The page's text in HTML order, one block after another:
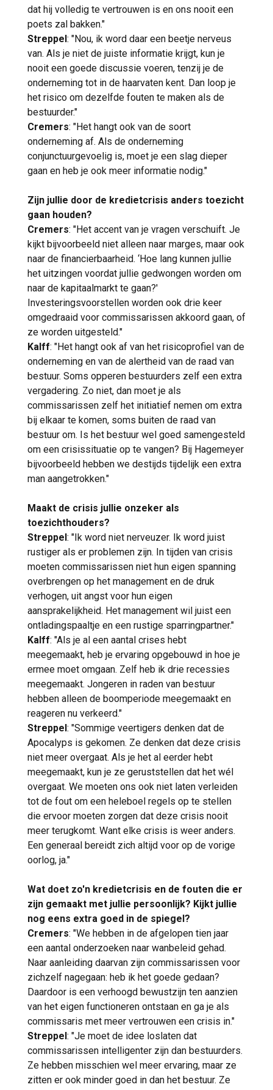
dat hij volledig te vertrouwen is en ons nooit een
poets zal bakken."
Streppel: "Nou, ik word daar een beetje nerveus
van. Als je niet de juiste informatie krijgt, kun je
nooit een goede discussie voeren, tenzij je de
onderneming tot in de haarvaten kent. Dan loop je
het risico om dezelfde fouten te maken als de
bestuurder."
Cremers: "Het hangt ook van de soort
onderneming af. Als de onderneming
conjunctuurgevoelig is, moet je een slag dieper
gaan en heb je ook meer informatie nodig."
Zijn jullie door de kredietcrisis anders toezicht
gaan houden?
Cremers: "Het accent van je vragen verschuift. Je
kijkt bijvoorbeeld niet alleen naar marges, maar ook
naar de financierbaarheid. ‘Hoe lang kunnen jullie
het uitzingen voordat jullie gedwongen worden om
naar de kapitaalmarkt te gaan?'
Investeringsvoorstellen worden ook drie keer
omgedraaid voor commissarissen akkoord gaan, of
ze worden uitgesteld."
Kalff: "Het hangt ook af van het risicoprofiel van de
onderneming en van de alertheid van de raad van
bestuur. Soms opperen bestuurders zelf een extra
vergadering. Zo niet, dan moet je als
commissarissen zelf het initiatief nemen om extra
bij elkaar te komen, soms buiten de raad van
bestuur om. Is het bestuur wel goed samengesteld
om een crisissituatie op te vangen? Bij Hagemeyer
bijvoorbeeld hebben we destijds tijdelijk een extra
man aangetrokken."
Maakt de crisis jullie onzeker als
toezichthouders?
Streppel: "Ik word niet nerveuzer. Ik word juist
rustiger als er problemen zijn. In tijden van crisis
moeten commissarissen niet hun eigen spanning
overbrengen op het management en de druk
verhogen, uit angst voor hun eigen
aansprakelijkheid. Het management wil juist een
ontladingspaaltje en een rustige sparringpartner."
Kalff: "Als je al een aantal crises hebt
meegemaakt, heb je ervaring opgebouwd in hoe je
ermee moet omgaan. Zelf heb ik drie recessies
meegemaakt. Jongeren in raden van bestuur
hebben alleen de boomperiode meegemaakt en
reageren nu verkeerd."
Streppel: "Sommige veertigers denken dat de
Apocalyps is gekomen. Ze denken dat deze crisis
niet meer overgaat. Als je het al eerder hebt
meegemaakt, kun je ze geruststellen dat het wél
overgaat. We moeten ons ook niet laten verleiden
tot de fout om een heleboel regels op te stellen
die ervoor moeten zorgen dat deze crisis nooit
meer terugkomt. Want elke crisis is weer anders.
Een generaal bereidt zich altijd voor op de vorige
oorlog, ja."
Wat doet zo'n kredietcrisis en de fouten die er
zijn gemaakt met jullie persoonlijk? Kijkt jullie
nog eens extra goed in de spiegel?
Cremers: "We hebben in de afgelopen tien jaar
een aantal onderzoeken naar wanbeleid gehad.
Naar aanleiding daarvan zijn commissarissen voor
zichzelf nagegaan: heb ik het goede gedaan?
Daardoor is een verhoogd bewustzijn ten aanzien
van het eigen functioneren ontstaan en ga je als
commissaris met meer vertrouwen een crisis in."
Streppel: "Je moet de idee loslaten dat
commissarissen intelligenter zijn dan bestuurders.
Ze hebben misschien wel meer ervaring, maar ze
zitten er ook minder goed in dan het bestuur. Ze